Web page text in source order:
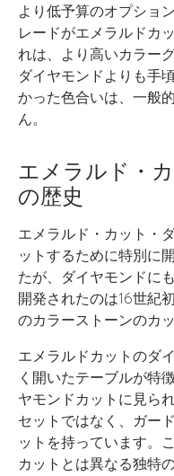
より低予算のオプショ
レードがエメラルドカ
れは、より高いカラー
ダイヤモンドよりも手
かった色合いは、一般
ん。
エメラルド・
の歴史
エメラルド・カット・
ットするために特別に
たが、ダイヤモンドに
開発されたのは16世紀
のカラーストーンのカ
エメラルドカットのダ
く開いたテーブルが特
ヤモンドカットに見ら
セットではなく、ガー
ットを持っています。
カットとは異なる独特